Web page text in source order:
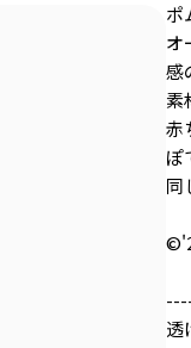
ポ
オ
感
素
赤
ぽ
同
透